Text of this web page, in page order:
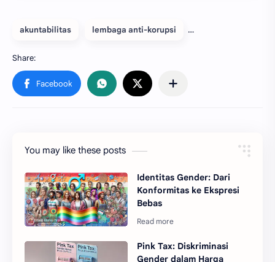
akuntabilitas lembaga anti-korupsi
You may like these posts
Identitas Gender: Dari
Konformitas ke Ekspresi
Bebas
Pink Tax: Diskriminasi
Gender dalam Harga